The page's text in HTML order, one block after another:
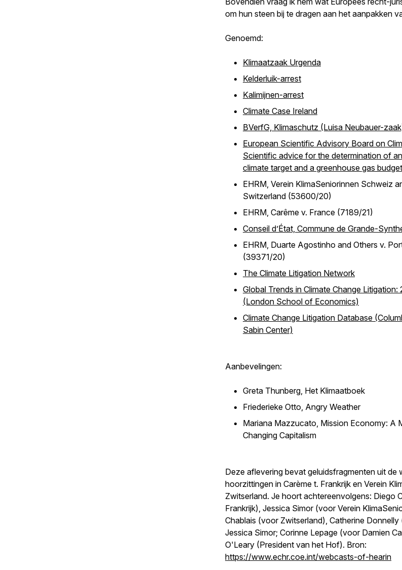
om hun steen bij te dragen aan het aanpakken
Genoemd:
Klimaatzaak Urgenda
Kelderluik-arrest
Kalimijnen-arrest
Climate Case Ireland
BVerfG, Klimaschutz (Luisa Neubauer-
European Scientific Advisory Board on
Scientific advice for the determination of
climate target and a greenhouse gas
EHRM, Verein KlimaSeniorinnen Schweiz
Switzerland (53600/20)
EHRM, Carême v. France (7189/21)
Conseil d’État, Commune de Grande-
EHRM, Duarte Agostinho and Others v.
(39371/20)
The Climate Litigation Network
Global Trends in Climate Change
(London School of Economics)
Climate Change Litigation Database
Sabin Center)
Aanbevelingen:
Greta Thunberg, Het Klimaatboek
Friederieke Otto, Angry Weather
Mariana Mazzucato, Mission Economy: A
Changing Capitalism
Deze aflevering bevat geluidsfragmenten uit de
hoorzittingen in Carème t. Frankrijk en Verein
Zwitserland. Je hoort achtereenvolgens: Diego
Frankrijk), Jessica Simor (voor Verein
Chablais (voor Zwitserland), Catherine
Jessica Simor; Corinne Lepage (voor Damien
O'Leary (President van het Hof). Bron:
https://www.echr.coe.int/webcasts-of-hearin